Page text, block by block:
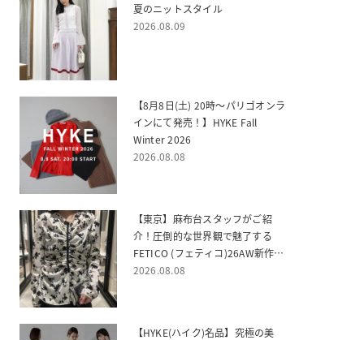
夏のニットスタイル
2026.08.09
【8月8日(土) 20時～パリゴオンラ
インにて発売！】HYKE Fall
Winter 2026
2026.08.08
【東京】麻布台スタッフがご紹
介！圧倒的な世界観で魅了する
FETICO (フェティコ)26AW新作ご
紹介
2026.08.08
【HYKE(ハイク)名品】究極の美